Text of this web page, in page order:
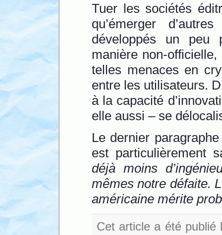
Tuer les sociétés
qu’émerger
développés un peu
manière non-
telles menaces en
entre les utilisateurs.
à la capacité
elle aussi – se
Le dernier paragraphe
est particulièrement
déjà moins
mêmes notre défaite.
américaine mérite
Cet article a été publié